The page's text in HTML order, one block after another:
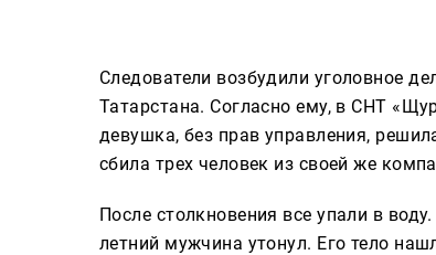
Следователи возбудили уголовное
Татарстана. Согласно ему, в СНТ
девушка, без прав управления,
сбила трех человек из своей же
После столкновения все упали в
летний мужчина утонул. Его тело